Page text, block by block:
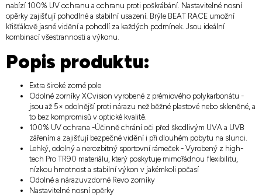
nabízí 100% UV ochranu a ochranu proti poškrábání. Nastavitelné nosní
opěrky zajišťují pohodlné a stabilní usazení. Brýle BEAT RACE umožní
křišťálově jasné vidění a pohodlí za každých podmínek. Jsou ideální
kombinací všestrannosti a výkonu.
Popis produktu:
Extra široké zorné pole
Odolné zorníky XCvision vyrobené z prémiového polykarbonátu -
jsou až 5× odolnější proti nárazu než běžné plastové nebo skleněné, a
to bez kompromisů v optické kvalitě.
100% UV ochrana -Účinně chrání oči před škodlivým UVA a UVB
zářením a zajišťují bezpečné vidění i při dlouhém pobytu na slunci.
Lehký, odolný a nerozbitný sportovní rámeček - Vyrobený z high-
tech Pro TR90 materiálu, který poskytuje mimořádnou flexibilitu,
nízkou hmotnost a stabilní výkon v jakémkoli počasí
Odolné a nárazuvzdorné Revo zorníky
Nastavitelné nosní opěrky